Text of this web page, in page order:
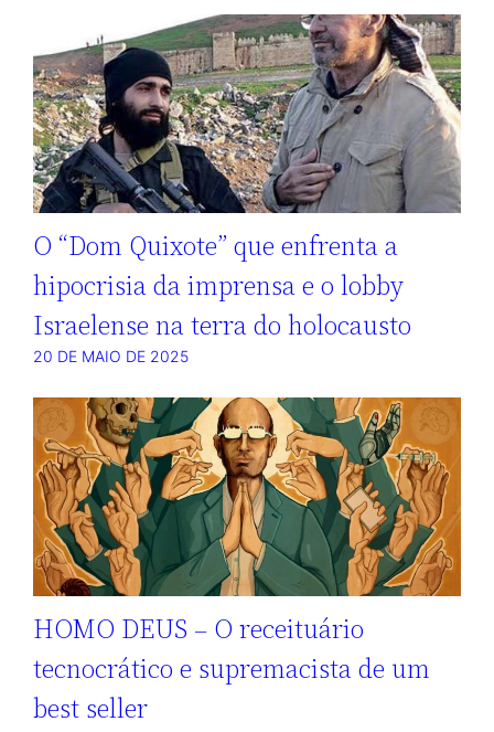
O “Dom Quixote” que enfrenta a
hipocrisia da imprensa e o lobby
Israelense na terra do holocausto
20 DE MAIO DE 2025
HOMO DEUS – O receituário
tecnocrático e supremacista de um
best seller